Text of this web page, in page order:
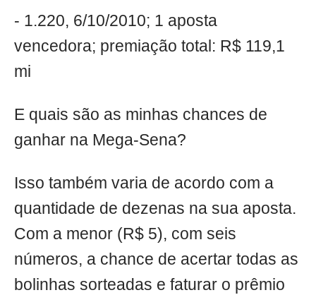
- 1.220, 6/10/2010; 1 aposta
vencedora; premiação total: R$ 119,1
mi
E quais são as minhas chances de
ganhar na Mega-Sena?
Isso também varia de acordo com a
quantidade de dezenas na sua aposta.
Com a menor (R$ 5), com seis
números, a chance de acertar todas as
bolinhas sorteadas e faturar o prêmio